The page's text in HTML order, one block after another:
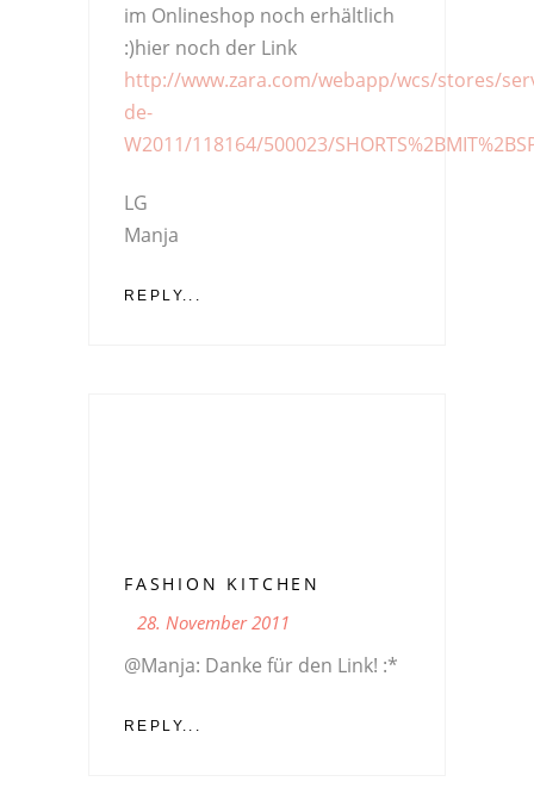
im Onlineshop noch erhältlich
:)hier noch der Link
http://www.zara.com/webapp/wcs/stores/
de-
W2011/118164/500023/
LG
Manja
REPLY...
FASHION KITCHEN
28. November 2011
@Manja: Danke für den Link! :*
REPLY...